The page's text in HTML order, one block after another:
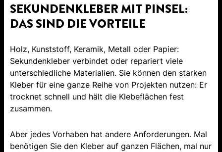
SEKUNDENKLEBER MIT PINSEL:
DAS SIND DIE VORTEILE
Holz, Kunststoff, Keramik, Metall oder Papier:
Sekundenkleber verbindet oder repariert viele
unterschiedliche Materialien. Sie können den starken
Kleber für eine ganze Reihe von Projekten nutzen: Er
trocknet schnell und hält die Klebeflächen fest
zusammen.
Aber jedes Vorhaben hat andere Anforderungen. Mal
benötigen Sie den Kleber auf ganzen Flächen, mal nur